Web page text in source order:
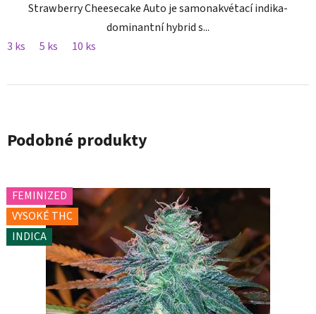
Strawberry Cheesecake Auto je samonakvétací indika-
dominantní hybrid s...
3 ks
5 ks 10 ks
Podobné produkty
FEMINIZED
VYSOKÉ THC
INDICA